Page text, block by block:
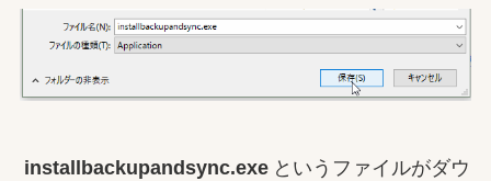
installbackupandsync.exe というファイルがダウ